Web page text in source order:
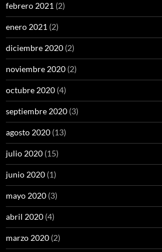
febrero 2021 (2)
enero 2021 (2)
diciembre 2020 (2)
noviembre 2020 (2)
octubre 2020 (4)
septiembre 2020 (3)
agosto 2020 (13)
julio 2020 (15)
junio 2020 (1)
mayo 2020 (3)
abril 2020 (4)
marzo 2020 (2)